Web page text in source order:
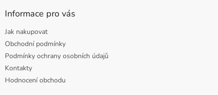
Informace pro vás
Jak nakupovat
Obchodní podmínky
Podmínky ochrany osobních údajů
Kontakty
Hodnocení obchodu